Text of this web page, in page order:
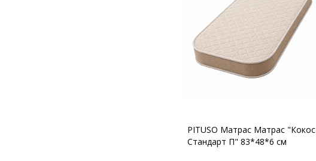
PITUSO Матрас Матрас "Кокос
Стандарт П" 83*48*6 см